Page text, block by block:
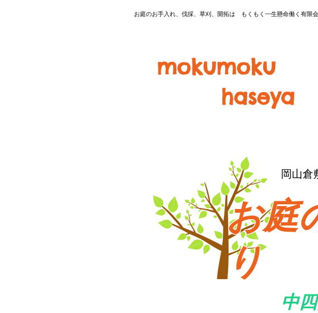
お庭のお手入れ、伐採、草刈、開拓は もくもく一生懸命働く有限
mokumoku
haseya
お庭
り
岡山
中